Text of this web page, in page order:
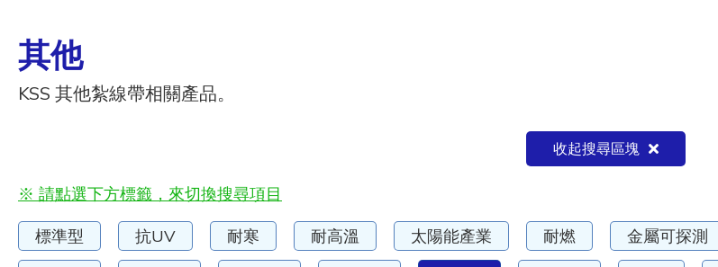
其他
KSS 其他紮線帶相關產品。
收起搜尋區塊
※ 請點選下方標籤，來切換搜尋項目
標準型 抗UV 耐寒 耐高溫 太陽能產業 耐燃 金屬可探測